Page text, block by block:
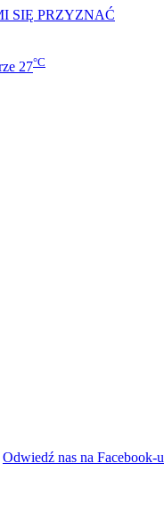
SIĘ PRZYZNAĆ
27°C
Odwiedź nas na Facebook-u